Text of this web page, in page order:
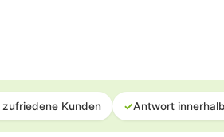
Kunden ✓Antwort